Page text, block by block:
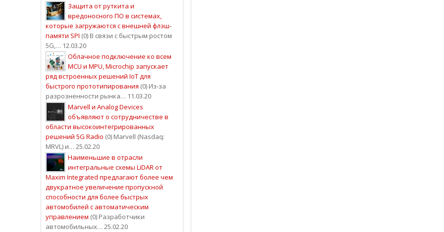
Защита от руткита и
вредоносного ПО в системах,
которые загружаются с внешней флэш-
памяти SPI (0) В связи с быстрым ростом
5G,… 12.03.20
Облачное подключение ко всем
MCU и MPU, Microchip запускает
ряд встроенных решений IoT для
быстрого прототипирования (0) Из-за
разрозненности рынка… 11.03.20
Marvell и Analog Devices
объявляют о сотрудничестве в
области высокоинтегрированных
решений 5G Radio (0) Marvell (Nasdaq:
MRVL) и… 25.02.20
Наименьшие в отрасли
интегральные схемы LiDAR от
Maxim Integrated предлагают более чем
двукратное увеличение пропускной
способности для более быстрых
автомобилей с автоматическим
управлением (0) Разработчики
автомобильных… 25.02.20